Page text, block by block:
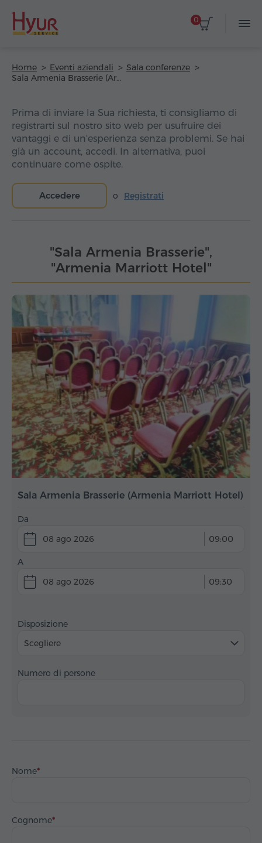
0
Home Eventi aziendali
Sala conferenze
Sala Armenia Brasserie (Armenia Marriott Hotel)
Prima di inviare la Sua richiesta, ti consigliamo di
registrarti sul nostro sito web per usufruire dei
vantaggi e di un'esperienza senza problemi. Se hai
già un account, accedi. In alternativa, puoi
continuare come ospite.
Accedere o Registrati
"Sala Armenia Brasserie",
"Armenia Marriott Hotel"
Sala Armenia Brasserie (Armenia Marriott Hotel)
Da
08 ago 2026
09:00
A
08 ago 2026
09:30
Disposizione
Scegliere
Numero di persone
Nome
Cognome